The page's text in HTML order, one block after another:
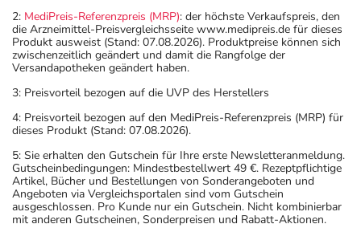
2: MediPreis-Referenzpreis (MRP): der höchste Verkaufspreis, den
die Arzneimittel-Preisvergleichsseite www.medipreis.de für dieses
Produkt ausweist (Stand: 07.08.2026). Produktpreise können sich
zwischenzeitlich geändert und damit die Rangfolge der
Versandapotheken geändert haben.
3: Preisvorteil bezogen auf die UVP des Herstellers
4: Preisvorteil bezogen auf den MediPreis-Referenzpreis (MRP) für
dieses Produkt (Stand: 07.08.2026).
5: Sie erhalten den Gutschein für Ihre erste Newsletteranmeldung.
Gutscheinbedingungen: Mindestbestellwert 49 €. Rezeptpflichtige
Artikel, Bücher und Bestellungen von Sonderangeboten und
Angeboten via Vergleichsportalen sind vom Gutschein
ausgeschlossen. Pro Kunde nur ein Gutschein. Nicht kombinierbar
mit anderen Gutscheinen, Sonderpreisen und Rabatt-Aktionen.